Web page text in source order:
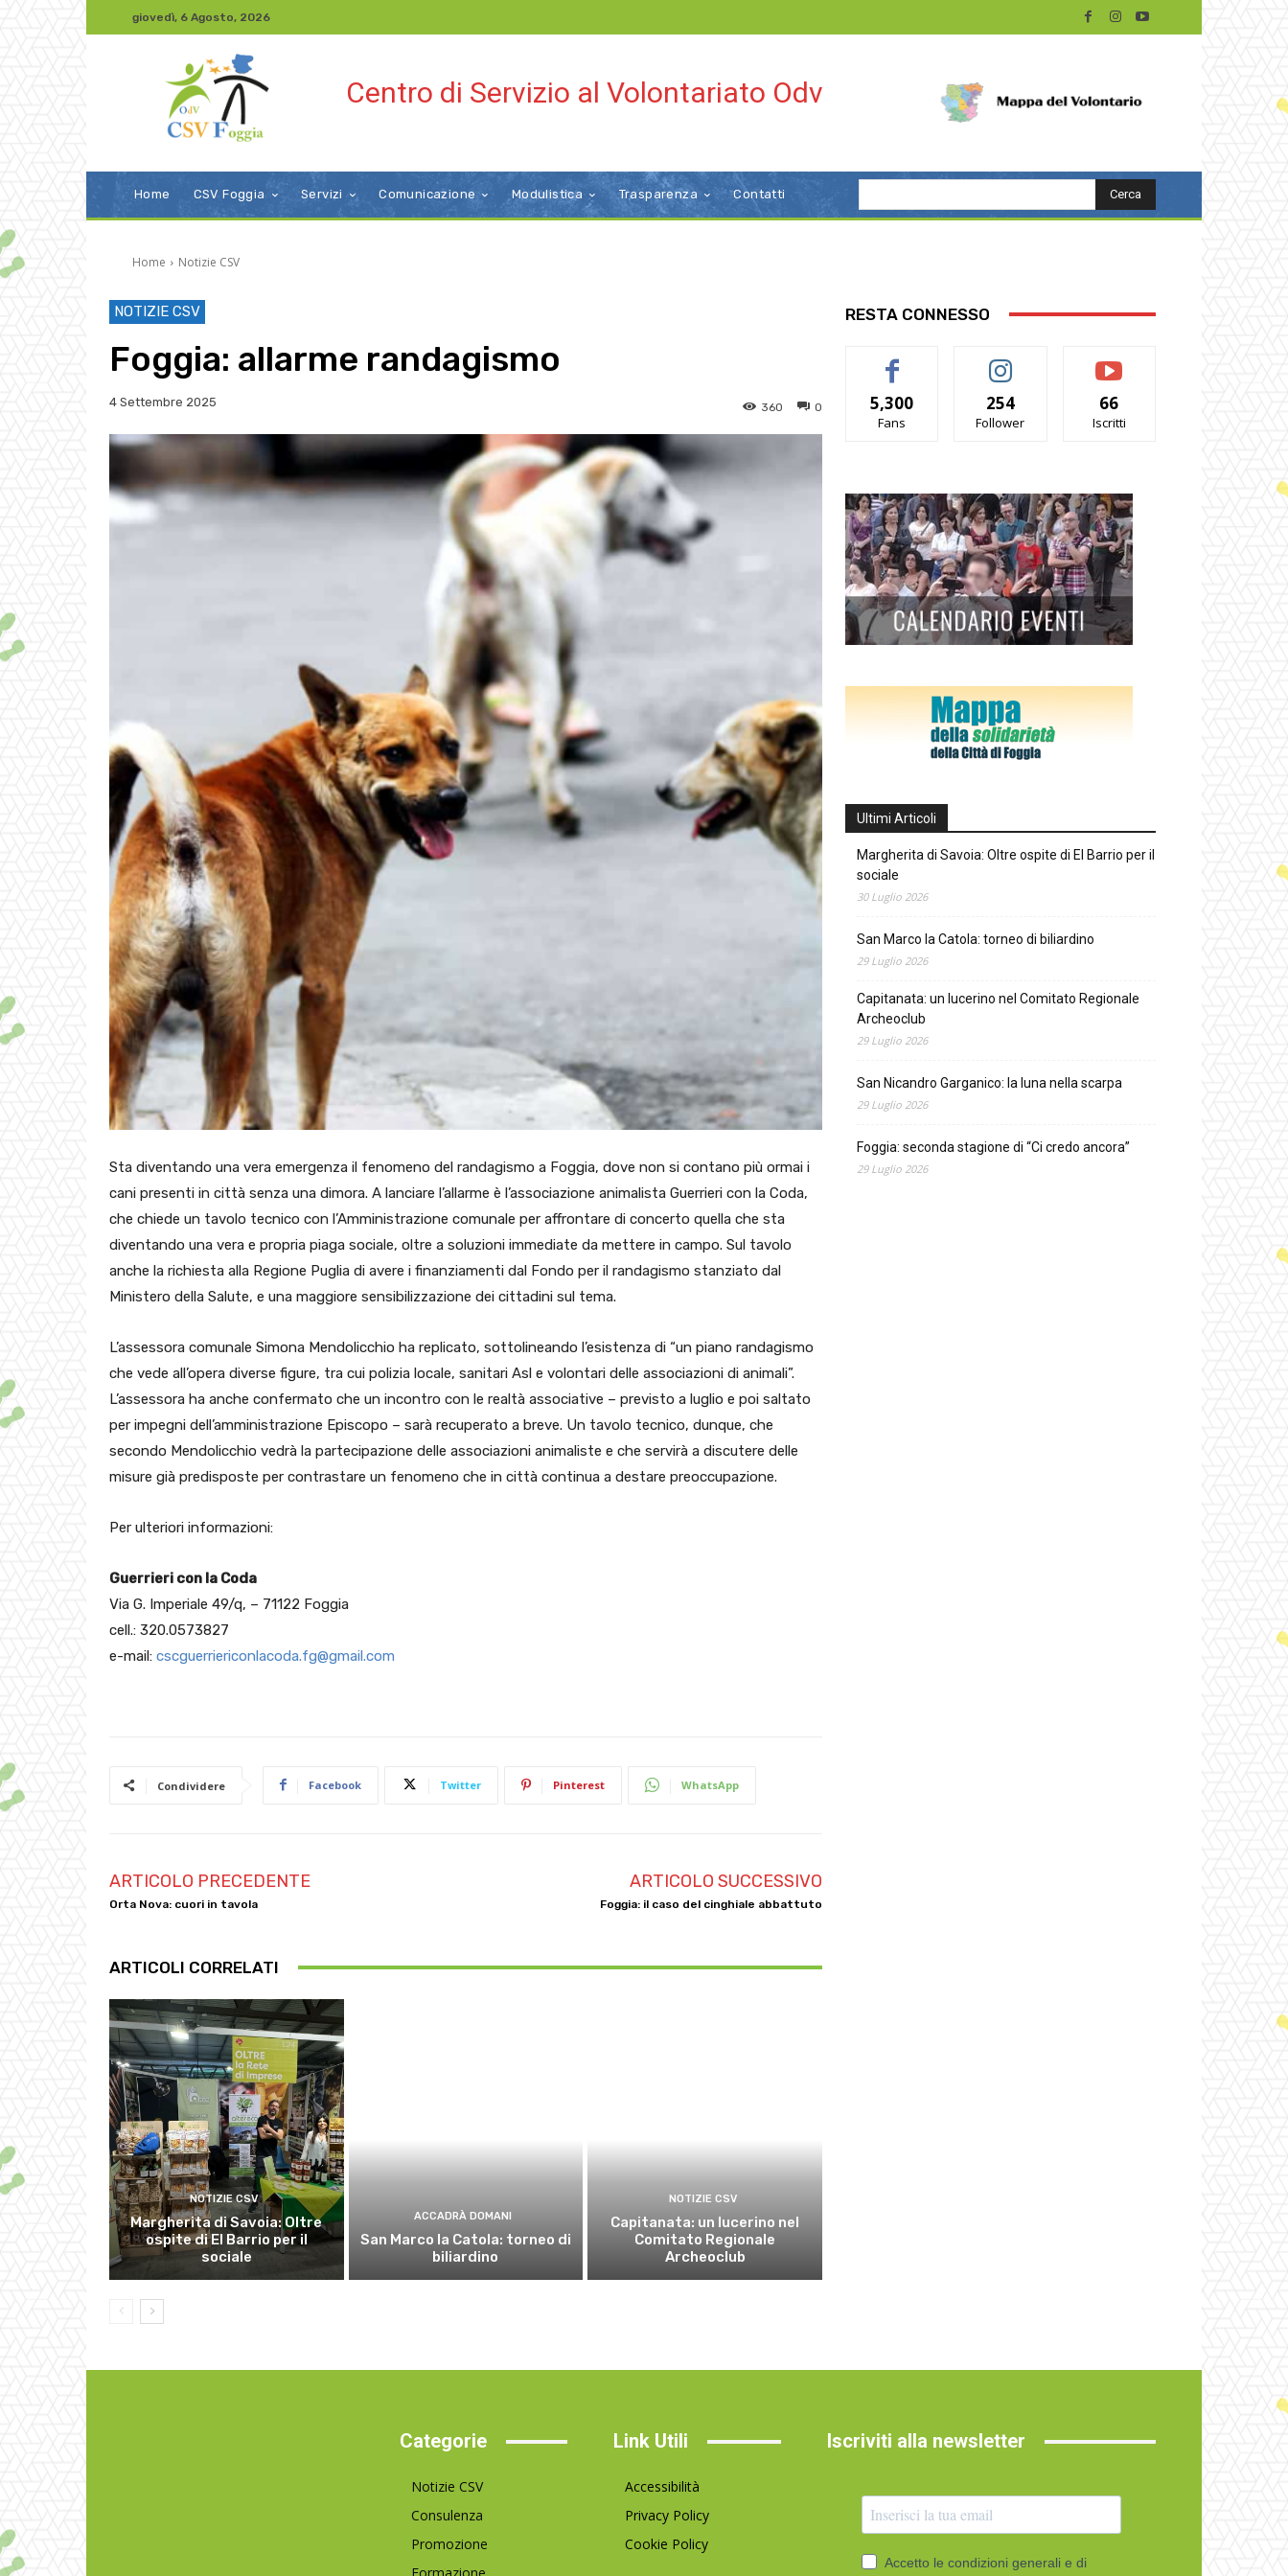
giovedì, 6 Agosto, 2026
Centro di Servizio al Volontariato Odv
Home CSV Foggia Servizi Comunicazione Modulistica Trasparenza Contatti Cerca
Home Notizie CSV
NOTIZIE CSV
Foggia: allarme randagismo
4 Settembre 2025 0
360
Sta diventando una vera emergenza il fenomeno del randagismo a Foggia, dove non si contano più ormai i
cani presenti in città senza una dimora. A lanciare l’allarme è l’associazione animalista Guerrieri con la Coda,
che chiede un tavolo tecnico con l’Amministrazione comunale per affrontare di concerto quella che sta
diventando una vera e propria piaga sociale, oltre a soluzioni immediate da mettere in campo. Sul tavolo
anche la richiesta alla Regione Puglia di avere i finanziamenti dal Fondo per il randagismo stanziato dal
Ministero della Salute, e una maggiore sensibilizzazione dei cittadini sul tema.
L’assessora comunale Simona Mendolicchio ha replicato, sottolineando l’esistenza di “un piano randagismo
che vede all’opera diverse figure, tra cui polizia locale, sanitari Asl e volontari delle associazioni di animali”.
L’assessora ha anche confermato che un incontro con le realtà associative – previsto a luglio e poi saltato
per impegni dell’amministrazione Episcopo – sarà recuperato a breve. Un tavolo tecnico, dunque, che
secondo Mendolicchio vedrà la partecipazione delle associazioni animaliste e che servirà a discutere delle
misure già predisposte per contrastare un fenomeno che in città continua a destare preoccupazione.
Per ulteriori informazioni:
Guerrieri con la Coda
Via G. Imperiale 49/q, – 71122 Foggia
cell.: 320.0573827
e-mail: cscguerriericonlacoda.fg@gmail.com
Condividere Facebook Twitter Pinterest WhatsApp
ARTICOLO PRECEDENTE
Orta Nova: cuori in tavola
ARTICOLO SUCCESSIVO
Foggia: il caso del cinghiale abbattuto
ARTICOLI CORRELATI
NOTIZIE CSV
Margherita di Savoia: Oltre
ospite di El Barrio per il
sociale
ACCADRÀ DOMANI
San Marco la Catola: torneo di
biliardino
NOTIZIE CSV
Capitanata: un lucerino nel
Comitato Regionale
Archeoclub
RESTA CONNESSO
5,300
Fans
254
Follower
66
Iscritti
Ultimi Articoli
Margherita di Savoia: Oltre ospite di El Barrio per il
sociale
30 Luglio 2026
San Marco la Catola: torneo di biliardino
29 Luglio 2026
Capitanata: un lucerino nel Comitato Regionale
Archeoclub
29 Luglio 2026
San Nicandro Garganico: la luna nella scarpa
29 Luglio 2026
Foggia: seconda stagione di “Ci credo ancora”
29 Luglio 2026
Categorie
Notizie CSV
Consulenza
Promozione
Link Utili
Accessibilità
Privacy Policy
Cookie Policy
Iscriviti alla newsletter